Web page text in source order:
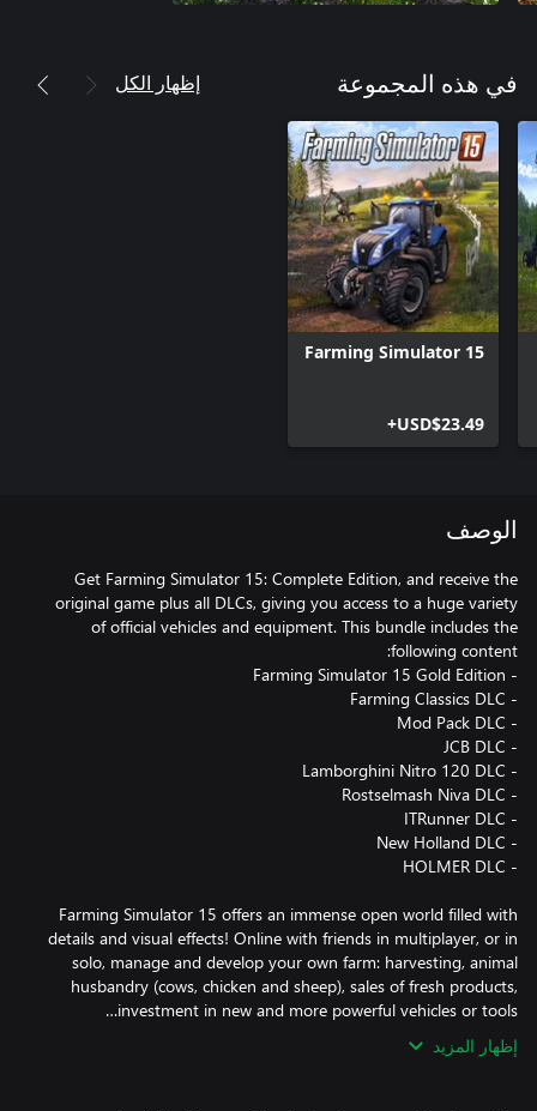
في هذه المجموعة إظهار الكل
Farming Simulator 15
USD$23.49+
الوصف
Get Farming Simulator 15: Complete Edition, and receive the
original game plus all DLCs, giving you access to a huge variety
of official vehicles and equipment. This bundle includes the
Farming Simulator 15 offers an immense open world filled with
details and visual effects! Online with friends in multiplayer, or in
solo, manage and develop your own farm: harvesting, animal
husbandry (cows, chicken and sheep), sales of fresh products,
investment in new and more powerful vehicles or tools…
إظهار المزيد